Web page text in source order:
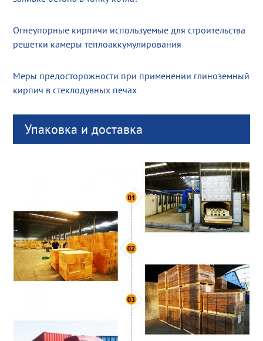
Огнеупорные кирпичи используемые для строительства
решетки камеры теплоаккумулирования
Меры предосторожности при применении глиноземный
кирпич в стеклодувных печах
Упаковка и доставка